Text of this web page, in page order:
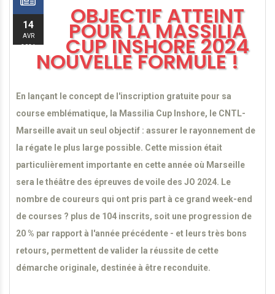
14
AVR
2024
OBJECTIF ATTEINT
POUR LA MASSILIA
CUP INSHORE 2024
NOUVELLE FORMULE !
En lançant le concept de l'inscription gratuite pour sa
course emblématique, la Massilia Cup Inshore, le CNTL-
Marseille avait un seul objectif : assurer le rayonnement de
la régate le plus large possible. Cette mission était
particulièrement importante en cette année où Marseille
sera le théâtre des épreuves de voile des JO 2024. Le
nombre de coureurs qui ont pris part à ce grand week-end
de courses ? plus de 104 inscrits, soit une progression de
20 % par rapport à l'année précédente - et leurs très bons
retours, permettent de valider la réussite de cette
démarche originale, destinée à être reconduite.